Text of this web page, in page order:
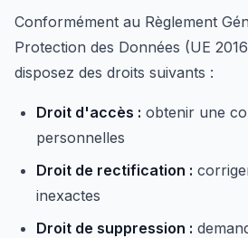
Conformément au Règlement
Protection des Données (UE
disposez des droits suivants :
Droit d'accès : obtenir une
personnelles
Droit de rectification :
inexactes
Droit de suppression :